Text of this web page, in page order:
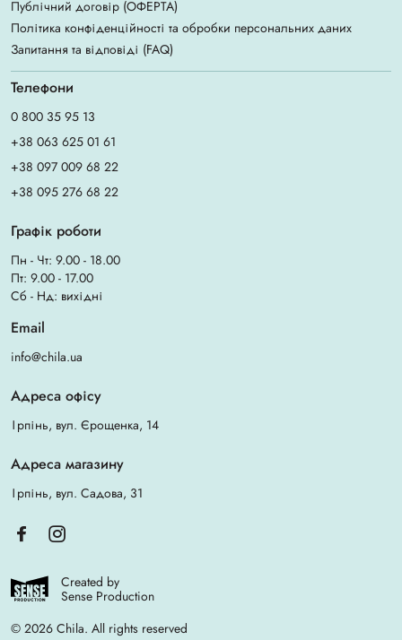
Публічний договір (ОФЕРТА)
Політика конфіденційності та обробки персональних даних
Запитання та відповіді (FAQ)
Телефони
0 800 35 95 13
+38 063 625 01 61
+38 097 009 68 22
+38 095 276 68 22
Графік роботи
Пн - Чт: 9.00 - 18.00
Пт: 9.00 - 17.00
Сб - Нд: вихідні
Email
info@chila.ua
Адреса офісу
Ірпінь, вул. Єрощенка, 14
Адреса магазину
Ірпінь, вул. Садова, 31
Created by
Sense Production
© 2026 Chila. All rights reserved